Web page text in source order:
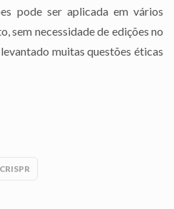
pode ser aplicada em vários
sem necessidade de edições no
muitas questões éticas
CRISPR